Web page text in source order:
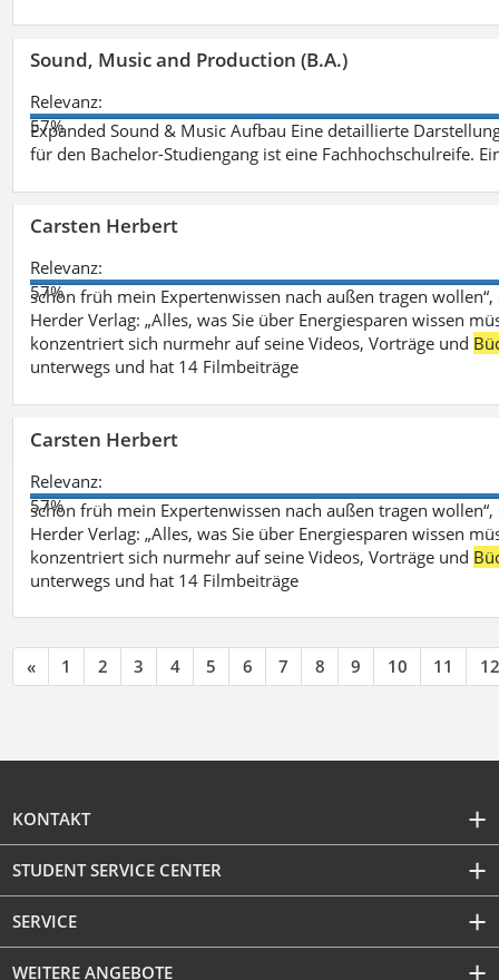
Sound, Music and Production (B.A.)
Relevanz:
57%
Expanded Sound & Music Aufbau Eine detaillierte
für den Bachelor-Studiengang ist eine Fachhochschulreife.
Carsten Herbert
Relevanz:
57%
schon früh mein Expertenwissen nach außen tragen
Herder Verlag: „Alles, was Sie über Energiesparen wissen
konzentriert sich nurmehr auf seine Videos, Vorträge und
unterwegs und hat 14 Filmbeiträge
Carsten Herbert
Relevanz:
57%
schon früh mein Expertenwissen nach außen tragen
Herder Verlag: „Alles, was Sie über Energiesparen wissen
konzentriert sich nurmehr auf seine Videos, Vorträge und
unterwegs und hat 14 Filmbeiträge
« 1 2 3 4 5 6 7 8 9 10 11 12
KONTAKT
STUDENT SERVICE CENTER
SERVICE
WEITERE ANGEBOTE